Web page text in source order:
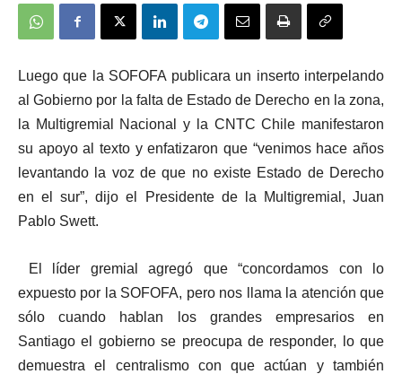
Luego que la SOFOFA publicara un inserto interpelando
al Gobierno por la falta de Estado de Derecho en la zona,
la Multigremial Nacional y la CNTC Chile manifestaron
su apoyo al texto y enfatizaron que “venimos hace años
levantando la voz de que no existe Estado de Derecho
en el sur”, dijo el Presidente de la Multigremial, Juan
Pablo Swett.
El líder gremial agregó que “concordamos con lo
expuesto por la SOFOFA, pero nos llama la atención que
sólo cuando hablan los grandes empresarios en
Santiago el gobierno se preocupa de responder, lo que
demuestra el centralismo con que actúan y también